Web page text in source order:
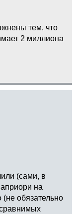
тем, что
2 миллиона
(сами, в
на
(не обязательно
сравнимых